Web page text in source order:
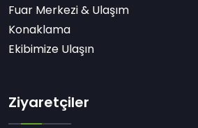
Fuar Merkezi & Ulaşım
Konaklama
Ekibimize Ulaşın
Ziyaretçiler